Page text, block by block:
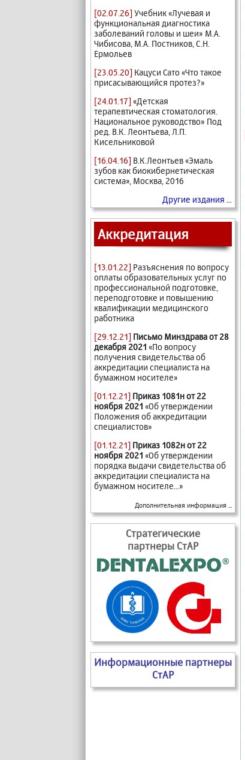
[02.07.26]Учебник «Лучевая и
функциональная диагностика
заболеваний головы и шеи» М.А.
Чибисова, М.А. Постников, С.Н.
Ермольев
[23.05.20] Кацуси Сато «Что такое
присасывающийся протез?»
[24.01.17] «Детская
терапевтическая стоматология.
Национальное руководство» Под
ред. В.К. Леонтьева, Л.П.
Кисельниковой
[16.04.16] В.К.Леонтьев «Эмаль
зубов как биокибернетическая
система», Москва, 2016
Другие издания ...
Аккредитация
[13.01.22] Разъяснения по вопросу
оплаты образовательных услуг по
профессиональной подготовке,
переподготовке и повышению
квалификации медицинского
работника
[29.12.21] Письмо Минздрава от 28
декабря 2021 «По вопросу
получения свидетельства об
аккредитации специалиста на
бумажном носителе»
[01.12.21] Приказ 1081н от 22
ноября 2021 «Об утверждении
Положения об аккредитации
специалистов»
[01.12.21] Приказ 1082н от 22
ноября 2021 «Об утверждении
порядка выдачи свидетельства об
аккредитации специалиста на
бумажном носителе...»
Дополнительная информация ...
Стратегические
партнеры СтАР
Информационные партнеры
СтАР